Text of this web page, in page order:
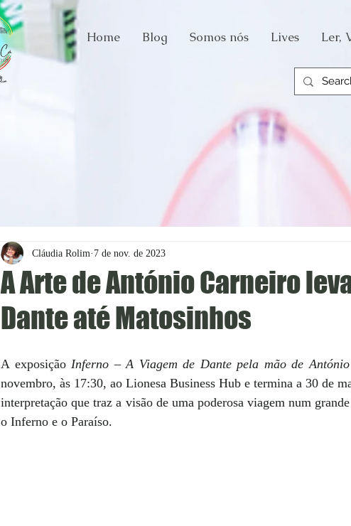
Home Blog Somos nós Lives Ler,
A Arte de António Carneiro
Dante até Matosinhos
Cláudia Rolim 7 de nov. de 2023
A exposição Inferno – A Viagem de Dante pela mão de
novembro, às 17:30, ao Lionesa Business Hub e termina a 30 de
interpretação que traz a visão de uma poderosa viagem num
o Inferno e o Paraíso.